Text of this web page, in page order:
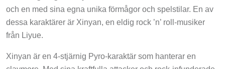
och en med sina egna unika förmågor och spelstilar. En av
dessa karaktärer är Xinyan, en eldig rock ’n’ roll-musiker
från Liyue.
Xinyan är en 4-stjärnig Pyro-karaktär som hanterar en
claymore. Med sina kraftfulla attacker och rock-infunderade